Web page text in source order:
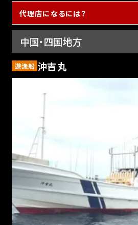
代理店になるには？
中国・四国地方
遊漁船 沖吉丸